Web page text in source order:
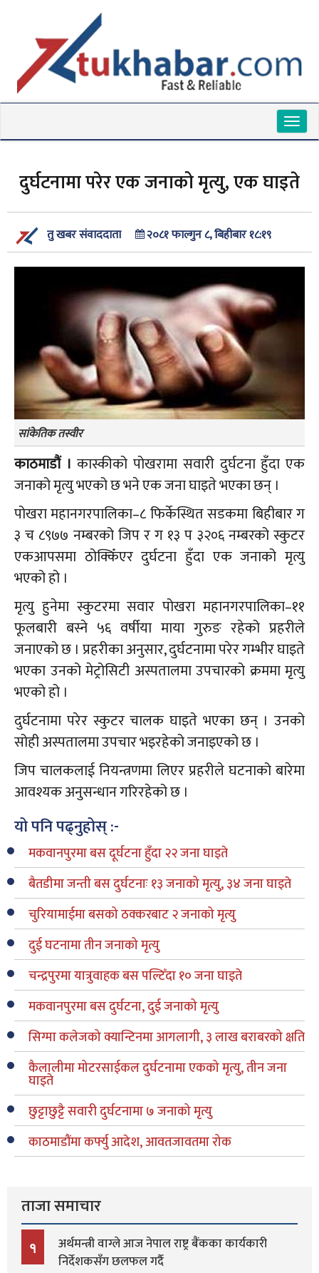
दुर्घटनामा परेर एक जनाको मृत्यु, एक घाइते
तु खबर संवाददाता २०८१ फाल्गुन ८, बिहीबार १८:१९
सांकेतिक तस्वीर
काठमाडौं । कास्कीको पोखरामा सवारी दुर्घटना हुँदा एक
जनाको मृत्यु भएको छ भने एक जना घाइते भएका छन् ।
पोखरा महानगरपालिका–८ फिर्केस्थित सडकमा बिहीबार ग
३ च ८९७७ नम्बरको जिप र ग १३ प ३२०६ नम्बरको स्कुटर
एकआपसमा ठोक्किँएर दुर्घटना हुँदा एक जनाको मृत्यु
भएको हो ।
मृत्यु हुनेमा स्कुटरमा सवार पोखरा महानगरपालिका–११
फूलबारी बस्ने ५६ वर्षीया माया गुरुङ रहेको प्रहरीले
जनाएको छ । प्रहरीका अनुसार, दुर्घटनामा परेर गम्भीर घाइते
भएका उनको मेट्रोसिटी अस्पतालमा उपचारको क्रममा मृत्यु
भएको हो ।
दुर्घटनामा परेर स्कुटर चालक घाइते भएका छन् । उनको
सोही अस्पतालमा उपचार भइरहेको जनाइएको छ ।
जिप चालकलाई नियन्त्रणमा लिएर प्रहरीले घटनाको बारेमा
आवश्यक अनुसन्धान गरिरहेको छ ।
यो पनि पढ्नुहोस् :-
मकवानपुरमा बस दूर्घटना हुँदा २२ जना घाइते
बैतडीमा जन्ती बस दुर्घटनाः १३ जनाको मृत्यु, ३४ जना घाइते
चुरियामाईमा बसको ठक्करबाट २ जनाको मृत्यु
दुई घटनामा तीन जनाको मृत्यु
चन्द्रपुरमा यात्रुवाहक बस पल्टिँदा १० जना घाइते
मकवानपुरमा बस दुर्घटना, दुई जनाको मृत्यु
सिग्मा कलेजको क्यान्टिनमा आगलागी, ३ लाख बराबरको क्षति
कैलालीमा मोटरसाईकल दुर्घटनामा एकको मृत्यु, तीन जना
घाइते
छुट्टाछुट्टै सवारी दुर्घटनामा ७ जनाको मृत्यु
काठमाडौंमा कर्फ्यु आदेश, आवतजावतमा रोक
ताजा समाचार
१
अर्थमन्त्री वाग्ले आज नेपाल राष्ट्र बैंकका कार्यकारी
निर्देशकसँग छलफल गर्दै